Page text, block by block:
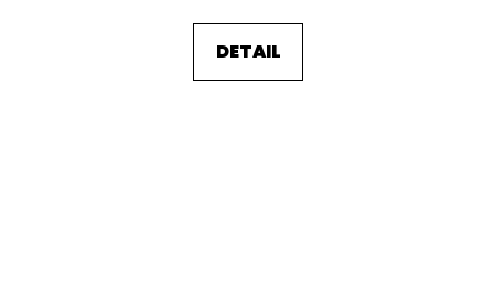
DETAIL